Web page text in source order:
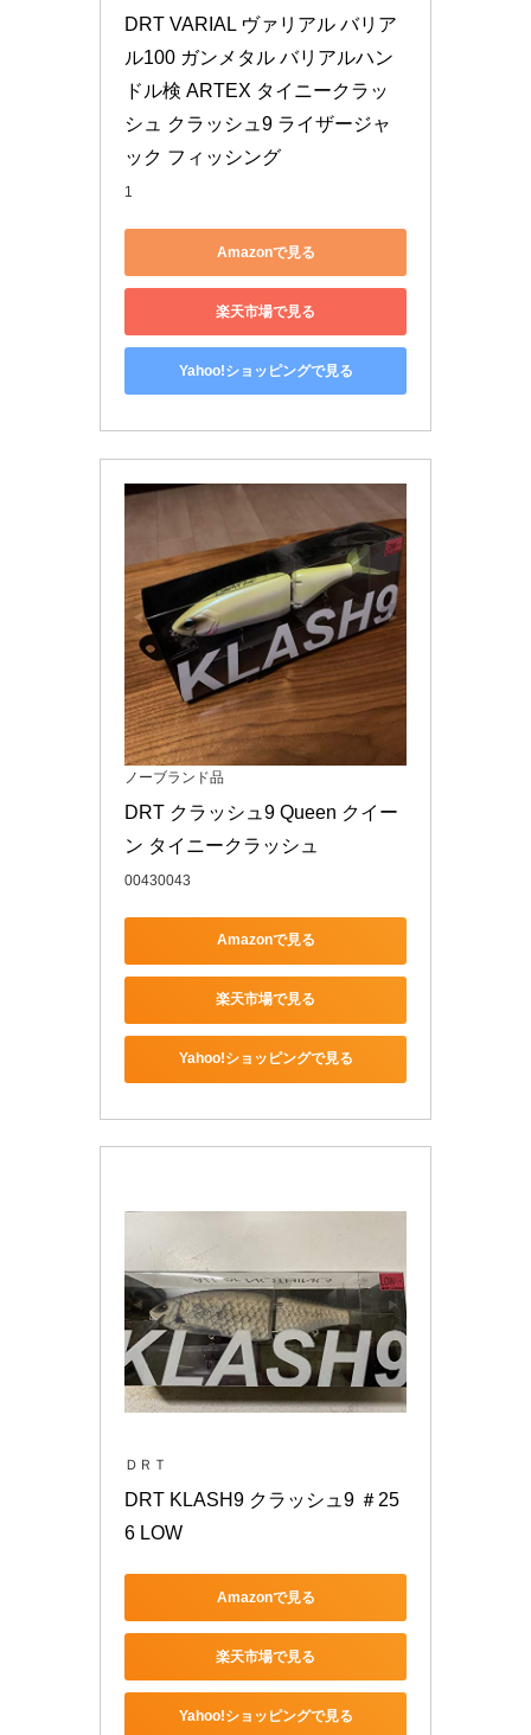
DRT VARIAL ヴァリアル バリア
ル100 ガンメタル バリアルハン
ドル検 ARTEX タイニークラッ
シュ クラッシュ9 ライザージャ
ック フィッシング
1
Amazonで見る
楽天市場で見る
Yahoo!ショッピングで見る
ノーブランド品
DRT クラッシュ9 Queen クイー
ン タイニークラッシュ
00430043
Amazonで見る
楽天市場で見る
Yahoo!ショッピングで見る
ＤＲＴ
DRT KLASH9 クラッシュ9 ＃25
6 LOW
Amazonで見る
楽天市場で見る
Yahoo!ショッピングで見る